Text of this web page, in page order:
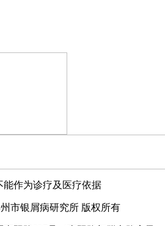
作为诊疗及医疗依据
市银屑病研究所 版权所有